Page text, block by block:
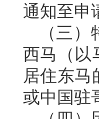
通知至申
（三）
西马（以
居住东马
或中国